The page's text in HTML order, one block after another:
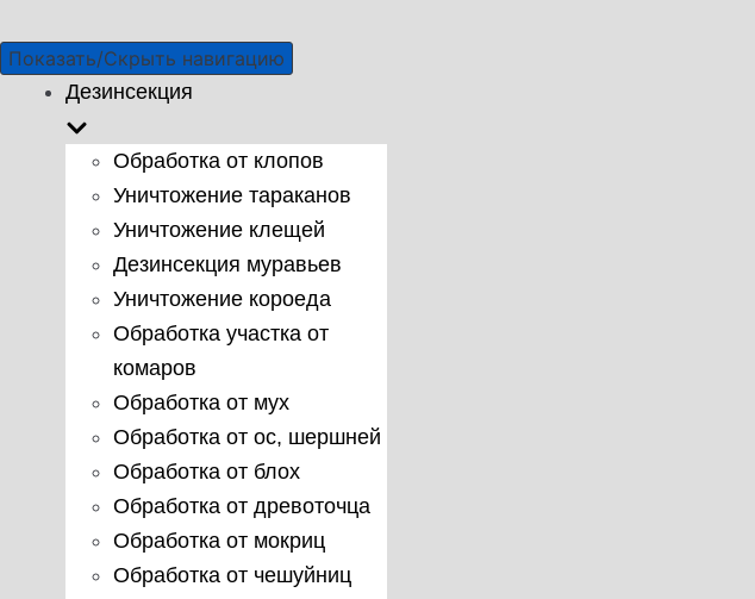
Показать/Скрыть навигацию
Дезинсекция
Обработка от клопов
Уничтожение тараканов
Уничтожение клещей
Дезинсекция муравьев
Уничтожение короеда
Обработка участка от
комаров
Обработка от мух
Обработка от ос, шершней
Обработка от блох
Обработка от древоточца
Обработка от мокриц
Обработка от чешуйниц